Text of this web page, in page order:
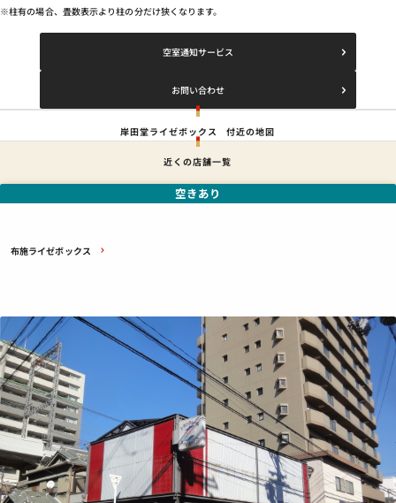
※柱有の場合、畳数表示より柱の分だけ狭くなります。
空室通知サービス
お問い合わせ
岸田堂ライゼボックス 付近の地図
近くの店舗一覧
布施ライゼボックス
空きあり